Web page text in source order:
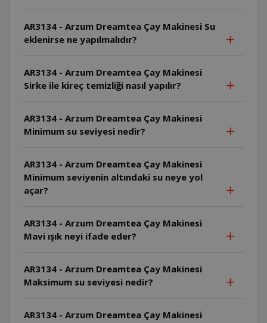
AR3134 - Arzum Dreamtea Çay Makinesi Su
eklenirse ne yapılmalıdır?
AR3134 - Arzum Dreamtea Çay Makinesi
Sirke ile kireç temizliği nasıl yapılır?
AR3134 - Arzum Dreamtea Çay Makinesi
Minimum su seviyesi nedir?
AR3134 - Arzum Dreamtea Çay Makinesi
Minimum seviyenin altındaki su neye yol
açar?
AR3134 - Arzum Dreamtea Çay Makinesi
Mavi ışık neyi ifade eder?
AR3134 - Arzum Dreamtea Çay Makinesi
Maksimum su seviyesi nedir?
AR3134 - Arzum Dreamtea Çay Makinesi